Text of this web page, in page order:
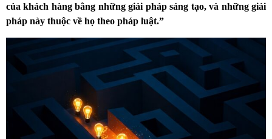
của khách hàng bằng những giải pháp sáng tạo, và những giải
pháp này thuộc về họ theo pháp luật.”